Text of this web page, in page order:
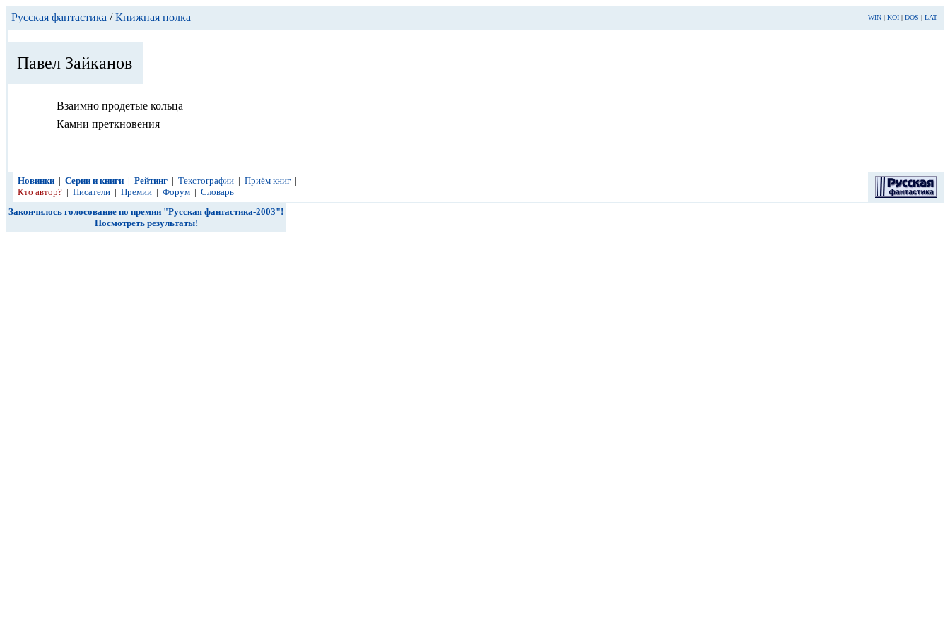
Русская фантастика /Книжная полка WIN | KOI | DOS | LAT
Павел Зайканов
Взаимно продетые кольца
Камни преткновения
Новинки | Серии и книги | Рейтинг | Текстографии | Приём книг |
Кто автор? | Писатели | Премии | Форум | Словарь
Закончилось голосование по премии "Русская фантастика-2003"!
Посмотреть результаты!